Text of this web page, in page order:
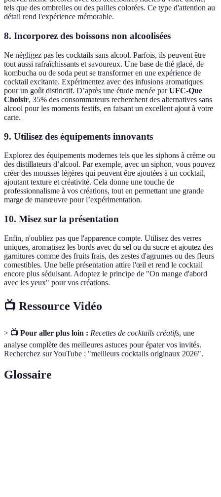
tels que des ombrelles ou des pailles colorées. Ce type d'attention au
détail rend l'expérience mémorable.
8. Incorporez des boissons non alcoolisées
Ne négligez pas les cocktails sans alcool. Parfois, ils peuvent être
tout aussi rafraîchissants et savoureux. Une base de thé glacé, de
kombucha ou de soda peut se transformer en une expérience de
cocktail excitante. Expérimentez avec des infusions aromatiques
pour un goût distinctif. D’après une étude menée parUFC-Que
Choisir, 35% des consommateurs recherchent des alternatives sans
alcool pour les moments festifs, en faisant un excellent ajout à votre
carte.
9. Utilisez des équipements innovants
Explorez des équipements modernes tels que les siphons à crème ou
des distillateurs d’alcool. Par exemple, avec un siphon, vous pouvez
créer des mousses légères qui peuvent être ajoutées à un cocktail,
ajoutant texture et créativité. Cela donne une touche de
professionnalisme à vos créations, tout en permettant une grande
marge de manœuvre pour l’expérimentation.
10. Misez sur la présentation
Enfin, n'oubliez pas que l'apparence compte. Utilisez des verres
uniques, aromatisez les bords avec du sel ou du sucre et ajoutez des
garnitures comme des fruits frais, des zestes d'agrumes ou des fleurs
comestibles. Une belle présentation attire l'œil et rend le cocktail
encore plus séduisant. Adoptez le principe de "On mange d'abord
avec les yeux" pour vos créations.
📺 Ressource Vidéo
> 📺 Pour aller plus loin : Recettes de cocktails créatifs, une
analyse complète des meilleures astuces pour épater vos invités.
Recherchez sur YouTube : "meilleurs cocktails originaux 2026".
Glossaire